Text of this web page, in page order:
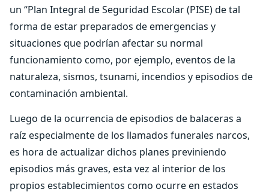
un “Plan Integral de Seguridad Escolar (PISE) de tal
forma de estar preparados de emergencias y
situaciones que podrían afectar su normal
funcionamiento como, por ejemplo, eventos de la
naturaleza, sismos, tsunami, incendios y episodios de
contaminación ambiental.
Luego de la ocurrencia de episodios de balaceras a
raíz especialmente de los llamados funerales narcos,
es hora de actualizar dichos planes previniendo
episodios más graves, esta vez al interior de los
propios establecimientos como ocurre en estados